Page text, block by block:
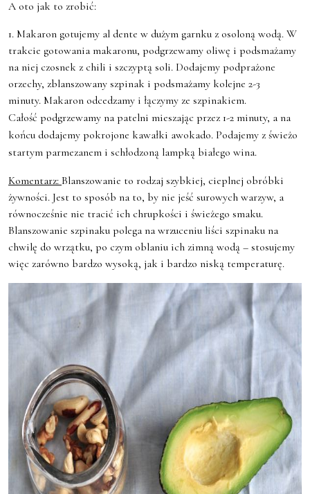
A oto jak to zrobić:
1. Makaron gotujemy al dente w dużym garnku z osoloną wodą. W
trakcie gotowania makaronu, podgrzewamy oliwę i podsmażamy
na niej czosnek z chili i szczyptą soli. Dodajemy podprażone
orzechy, zblanszowany szpinak i podsmażamy kolejne 2-3
minuty. Makaron odcedzamy i łączymy ze szpinakiem.
Całość podgrzewamy na patelni mieszając przez 1-2 minuty, a na
końcu dodajemy pokrojone kawałki awokado. Podajemy z świeżo
startym parmezanem i schłodzoną lampką białego wina.
Komentarz: Blanszowanie to rodzaj szybkiej, cieplnej obróbki
żywności. Jest to sposób na to, by nie jeść surowych warzyw, a
równocześnie nie tracić ich chrupkości i świeżego smaku.
Blanszowanie szpinaku polega na wrzuceniu liści szpinaku na
chwilę do wrzątku, po czym oblaniu ich zimną wodą – stosujemy
więc zarówno bardzo wysoką, jak i bardzo niską temperaturę.